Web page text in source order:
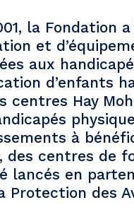
la Fondation
et
aux
d’enfants
centres Hay
à
des centres de
lancés en
Protection des